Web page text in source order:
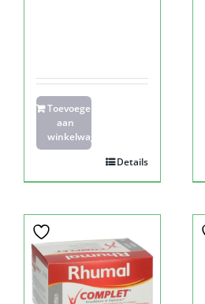
Toevoegen
aan
winkelwagen
Details